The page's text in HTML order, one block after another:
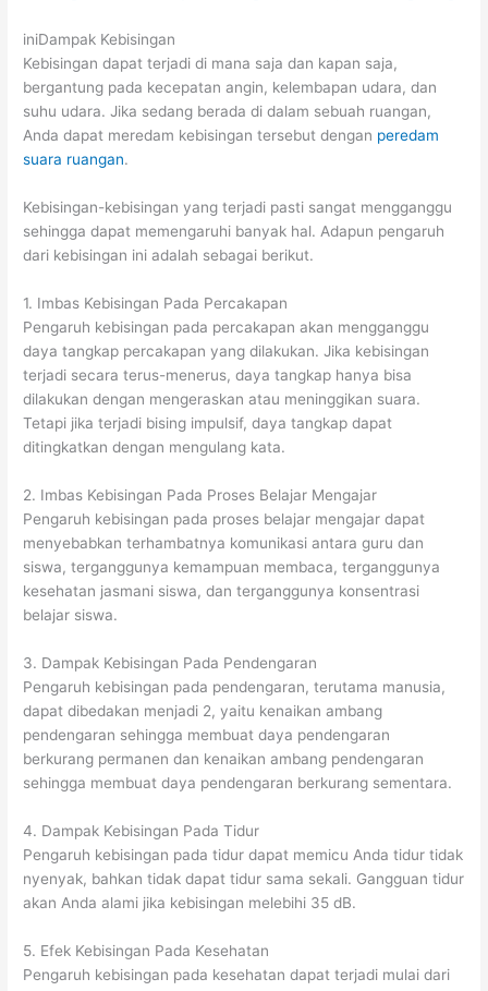
iniDampak Kebisingan
Kebisingan dapat terjadi di mana saja dan kapan saja,
bergantung pada kecepatan angin, kelembapan udara, dan
suhu udara. Jika sedang berada di dalam sebuah ruangan,
Anda dapat meredam kebisingan tersebut dengan peredam
suara ruangan.
Kebisingan-kebisingan yang terjadi pasti sangat mengganggu
sehingga dapat memengaruhi banyak hal. Adapun pengaruh
dari kebisingan ini adalah sebagai berikut.
1. Imbas Kebisingan Pada Percakapan
Pengaruh kebisingan pada percakapan akan mengganggu
daya tangkap percakapan yang dilakukan. Jika kebisingan
terjadi secara terus-menerus, daya tangkap hanya bisa
dilakukan dengan mengeraskan atau meninggikan suara.
Tetapi jika terjadi bising impulsif, daya tangkap dapat
ditingkatkan dengan mengulang kata.
2. Imbas Kebisingan Pada Proses Belajar Mengajar
Pengaruh kebisingan pada proses belajar mengajar dapat
menyebabkan terhambatnya komunikasi antara guru dan
siswa, terganggunya kemampuan membaca, terganggunya
kesehatan jasmani siswa, dan terganggunya konsentrasi
belajar siswa.
3. Dampak Kebisingan Pada Pendengaran
Pengaruh kebisingan pada pendengaran, terutama manusia,
dapat dibedakan menjadi 2, yaitu kenaikan ambang
pendengaran sehingga membuat daya pendengaran
berkurang permanen dan kenaikan ambang pendengaran
sehingga membuat daya pendengaran berkurang sementara.
4. Dampak Kebisingan Pada Tidur
Pengaruh kebisingan pada tidur dapat memicu Anda tidur tidak
nyenyak, bahkan tidak dapat tidur sama sekali. Gangguan tidur
akan Anda alami jika kebisingan melebihi 35 dB.
5. Efek Kebisingan Pada Kesehatan
Pengaruh kebisingan pada kesehatan dapat terjadi mulai dari